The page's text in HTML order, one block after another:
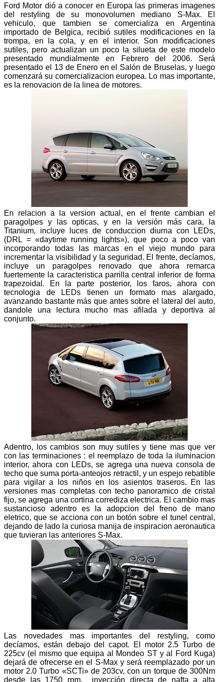
Ford Motor dió a conocer en Europa las primeras imagenes
del restyling de su monovolumen mediano S-Max. El
vehiculo, que tambien se comercializa en Argentina
importado de Belgica, recibió sutiles modificaciones en la
trompa, en la cola, y en el interior. Son modificaciones
sutiles, pero actualizan un poco la silueta de este modelo
presentado mundialmente en Febrero del 2006. Será
presentado el 13 de Enero en el Salón de Bruselas, y luego
comenzará su comercializacion europea. Lo mas importante,
es la renovacion de la linea de motores.
En relacion a la version actual, en el frente cambian el
paragolpes y las opticas, y en la versión más cara, la
Titanium, incluye luces de conduccion diurna con LEDs,
(DRL = «daytime running lights»), que poco a poco van
incorporando todas las marcas en el viejo mundo para
incrementar la visibilidad y la seguridad. El frente, decíamos,
incluye un paragolpes renovado que ahora remarca
fuertemente la caracteristica parrilla central inferior de forma
trapezoidal. En la parte posterior, los faros, ahora con
tecnologia de LEDs tienen un formato mas alargado,
avanzando bastante más que antes sobre el lateral del auto,
dandole una lectura mucho mas afilada y deportiva al
conjunto.
Adentro, los cambios son muy sutiles y tiene mas que ver
con las terminaciones : el reemplazo de toda la iluminacion
interior, ahora con LEDs, se agrega una nueva consola de
techo que suma porta-anteojos retractil, y un espejo rebatible
para vigilar a los niños en los asientos traseros. En las
versiones mas completas con techo panoramico de cristal
fijo, se agrega una cortina corrediza electrica. El cambio mas
sustancioso adentro es la adopcion del freno de mano
eletrico, que se acciona con un botón sobre el tunel central,
dejando de lado la curiosa manija de inspiracion aeronautica
que tuvieran las anteriores S-Max.
Las novedades mas importantes del restyling, como
decíamos, están debajo del capot. El motor 2.5 Turbo de
225cv (el mismo que equipa al Mondeo ST y al Ford Kuga)
dejará de ofrecerse en el S-Max y será reemplazado por un
motor 2.0 Turbo «SCTi» de 203cv, con un torque de 300Nm
desde las 1750 rpm, inyección directa de nafta a alta